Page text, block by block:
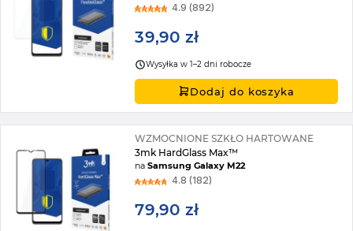
4.9 (892)
39,90 zł
Wysyłka w 1–2 dni robocze
Dodaj do koszyka
WZMOCNIONE SZKŁO HARTOWANE
3mk HardGlass Max™
naSamsung Galaxy M22
4.8 (182)
79,90 zł